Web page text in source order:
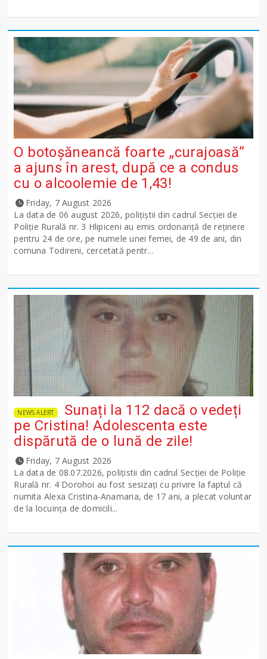
O botoșăneancă foarte „curajoasă”
a ajuns în arest, după ce a condus
cu o alcoolemie de 1,43!
Friday, 7 August 2026
La data de 06 august 2026, polițiștii din cadrul Secției de
Poliție Rurală nr. 3 Hlipiceni au emis ordonanță de reținere
pentru 24 de ore, pe numele unei femei, de 49 de ani, din
comuna Todireni, cercetată pentr...
NEWS ALERT
Sunați la 112 dacă o vedeți
pe Cristina! Adolescenta este
dispărută de o lună de zile!
Friday, 7 August 2026
La data de 08.07.2026, polițistii din cadrul Secției de Poliție
Rurală nr. 4 Dorohoi au fost sesizați cu privire la faptul că
numita Alexa Cristina-Anamaria, de 17 ani, a plecat voluntar
de la locuința de domicili...